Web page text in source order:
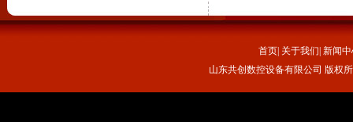
首页 关于我们 新闻
山东共创数控设备有限公司 版权